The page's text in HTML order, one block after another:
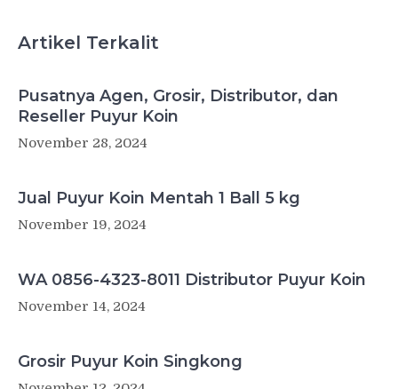
Artikel Terkalit
Pusatnya Agen, Grosir, Distributor, dan
Reseller Puyur Koin
November 28, 2024
Jual Puyur Koin Mentah 1 Ball 5 kg
November 19, 2024
WA 0856-4323-8011 Distributor Puyur Koin
November 14, 2024
Grosir Puyur Koin Singkong